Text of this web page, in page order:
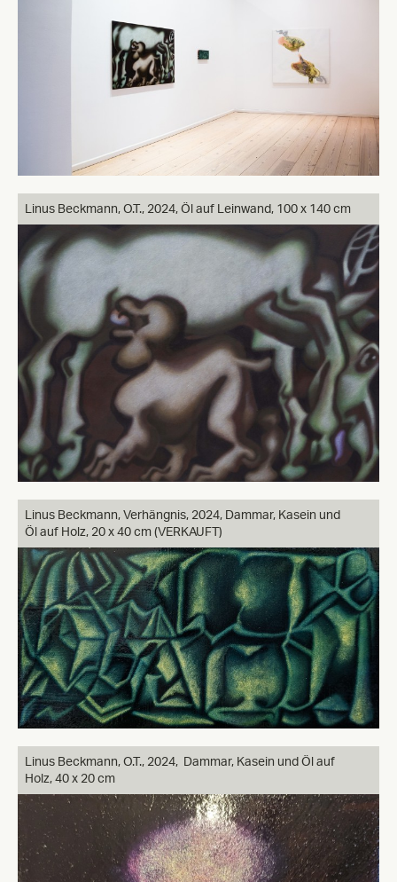
Linus Beckmann, O.T., 2024, Öl auf Leinwand, 100 x 140 cm
Linus Beckmann, Verhängnis, 2024, Dammar, Kasein und
Öl auf Holz, 20 x 40 cm (VERKAUFT)
Linus Beckmann, O.T., 2024, Dammar, Kasein und Öl auf
Holz, 40 x 20 cm